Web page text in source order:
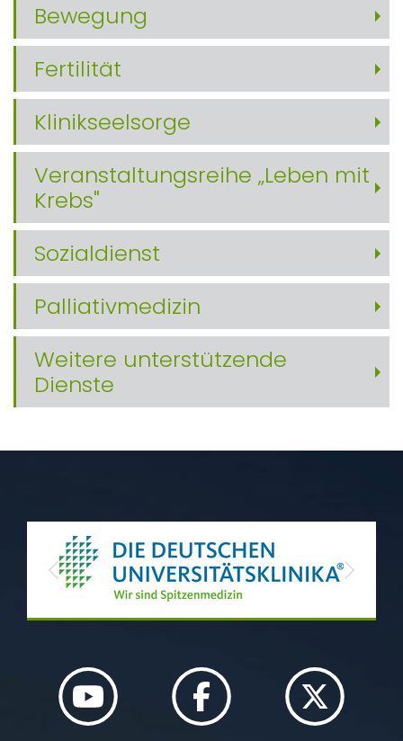
Bewegung
Fertilität
Klinikseelsorge
Veranstaltungsreihe „Leben mit
Krebs"
Sozialdienst
Palliativmedizin
Weitere unterstützende
Dienste
Previous Next